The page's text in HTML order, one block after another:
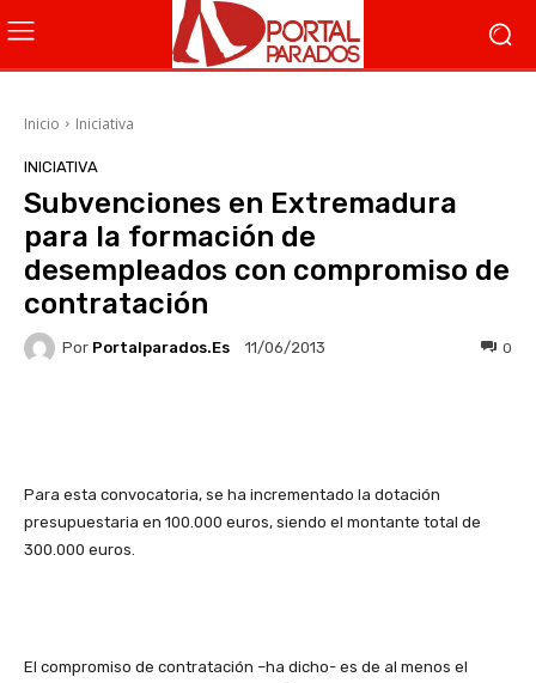
Inicio Iniciativa
INICIATIVA
Subvenciones en Extremadura
para la formación de
desempleados con compromiso de
contratación
Por Portalparados.es 11/06/2013 0
Para esta convocatoria, se ha incrementado la dotación
presupuestaria en 100.000 euros, siendo el montante total de
300.000 euros.
El compromiso de contratación –ha dicho- es de al menos el